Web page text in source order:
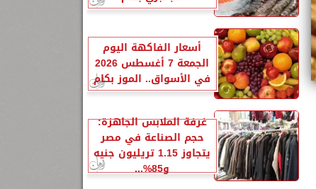
أسعار الفاكهة اليوم
الجمعة 7 أغسطس 2026
في الأسواق.. الموز بكام
غرفة الملابس الجاهزة:
حجم الصناعة في مصر
يتجاوز 1.15 تريليون جنيه
و85%...